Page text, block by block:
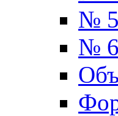
№ 5
№ 6